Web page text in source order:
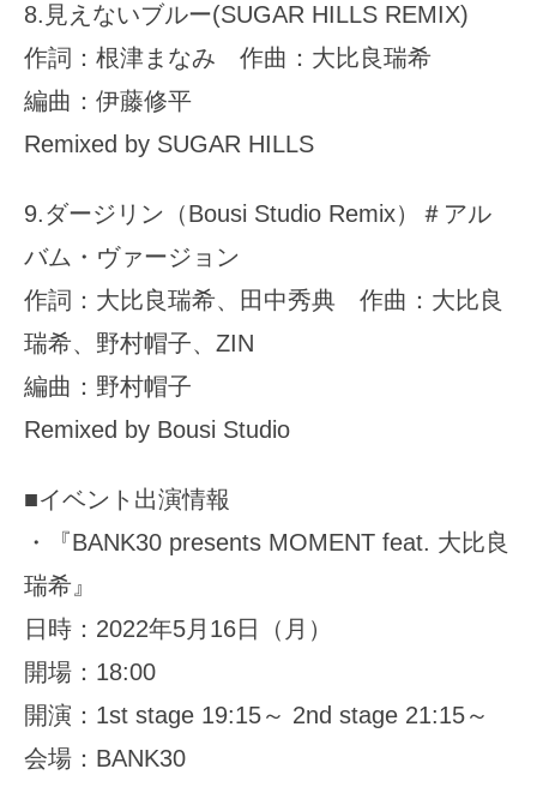
8.見えないブルー(SUGAR HILLS REMIX)
作詞：根津まなみ 作曲：大比良瑞希
編曲：伊藤修平
Remixed by SUGAR HILLS
9.ダージリン（Bousi Studio Remix）＃アル
バム・ヴァージョン
作詞：大比良瑞希、田中秀典 作曲：大比良
瑞希、野村帽子、ZIN
編曲：野村帽子
Remixed by Bousi Studio
■イベント出演情報
・『BANK30 presents MOMENT feat. 大比良
瑞希』
日時：2022年5月16日（月）
開場：18:00
開演：1st stage 19:15～ 2nd stage 21:15～
会場：BANK30